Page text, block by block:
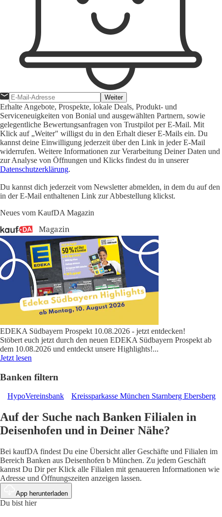
Weiter
Erhalte Angebote, Prospekte, lokale Deals, Produkt- und
Serviceneuigkeiten von Bonial und ausgewählten Partnern, sowie
gelegentliche Bewertungsanfragen von Trustpilot per E-Mail. Mit
Klick auf „Weiter" willigst du in den Erhalt dieser E-Mails ein. Du
kannst deine Einwilligung jederzeit über den Link in jeder E-Mail
widerrufen. Weitere Informationen zur Verarbeitung Deiner Daten und
zur Analyse von Öffnungen und Klicks findest du in unserer
Datenschutzerklärung.
Du kannst dich jederzeit vom Newsletter abmelden, in dem du auf den
in der E-Mail enthaltenen Link zur Abbestellung klickst.
Neues vom KaufDA Magazin
EDEKA Südbayern Prospekt 10.08.2026 - jetzt entdecken!
Stöbert euch jetzt durch den neuen EDEKA Südbayern Prospekt ab
dem 10.08.2026 und entdeckt unsere Highlights!...
Jetzt lesen
Banken filtern
HypoVereinsbank Kreissparkasse München Starnberg Ebersberg
Auf der Suche nach Banken Filialen in
Deisenhofen und in Deiner Nähe?
Bei kaufDA findest Du eine Übersicht aller Geschäfte und Filialen im
Bereich Banken aus Deisenhofen b München. Zu jedem Geschäft
kannst Du Dir per Klick alle Filialen mit genaueren Informationen wie
Adresse und Öffnungszeiten anzeigen lassen.
App herunterladen
Du bist hier